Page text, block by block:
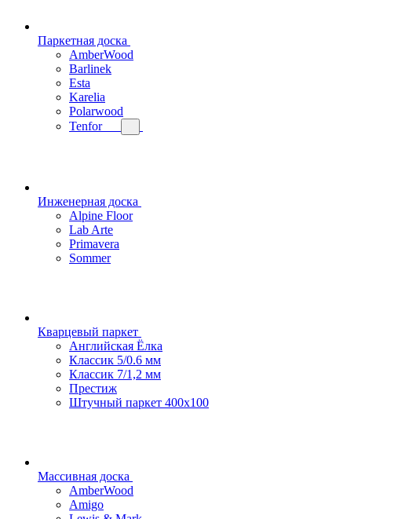
Паркетная доска
AmberWood
Barlinek
Esta
Karelia
Polarwood
Tenfor
Инженерная доска
Alpine Floor
Lab Arte
Primavera
Sommer
Кварцевый паркет
Английская Ёлка
Классик 5/0.6 мм
Классик 7/1,2 мм
Престиж
Штучный паркет 400x100
Массивная доска
AmberWood
Amigo